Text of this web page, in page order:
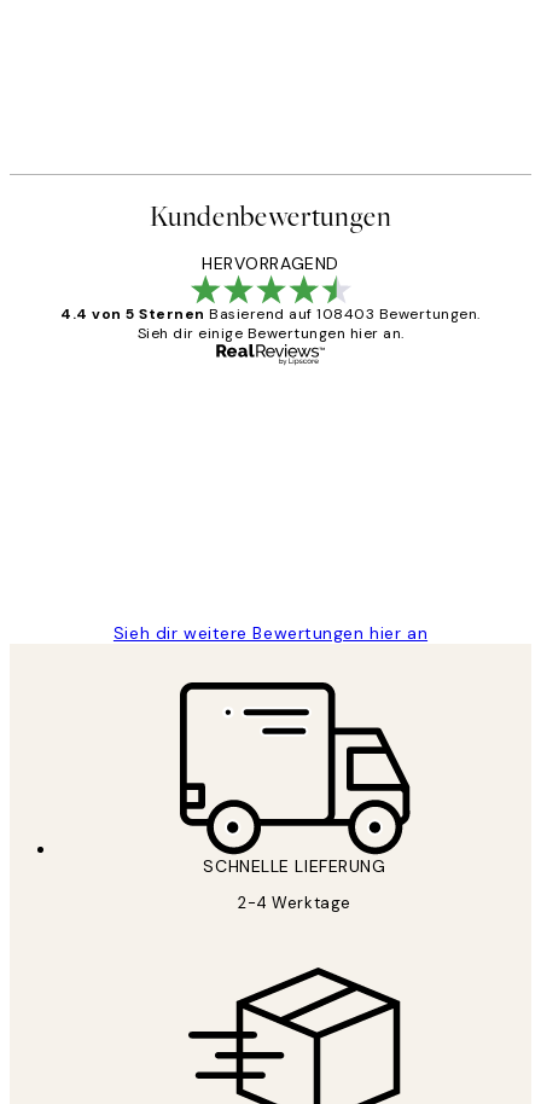
Kundenbewertungen
HERVORRAGEND
4.4 von 5 Sternen Basierend auf 108403 Bewertungen.
Sieh dir einige Bewertungen hier an.
Sieh dir weitere Bewertungen hier an
SCHNELLE LIEFERUNG
2-4 Werktage